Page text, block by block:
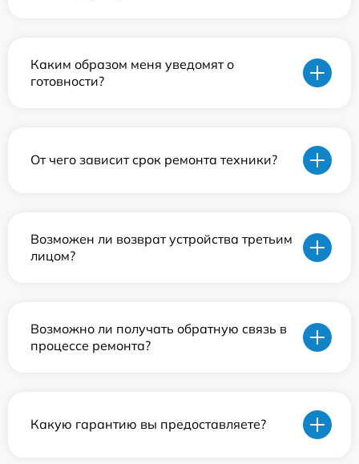
Каким образом меня уведомят о
готовности?
От чего зависит срок ремонта техники?
Возможен ли возврат устройства третьим
лицом?
Возможно ли получать обратную связь в
процессе ремонта?
Какую гарантию вы предоставляете?